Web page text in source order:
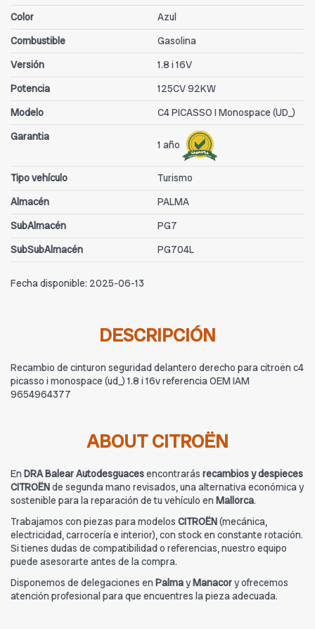
Color
Azul
Combustible
Gasolina
Versión
1.8 i 16V
Potencia
125CV 92KW
Modelo
C4 PICASSO I Monospace (UD_)
Garantia
1 año
Tipo vehículo
Turismo
Almacén
PALMA
SubAlmacén
PG7
SubSubAlmacén
PG704L
Fecha disponible: 2025-06-13
DESCRIPCIÓN
Recambio de cinturon seguridad delantero derecho para citroën c4
picasso i monospace (ud_) 1.8 i 16v referencia OEM IAM
9654964377
ABOUT CITROËN
En DRA Balear Autodesguacesencontrarás recambios y despieces
CITROËNde segunda mano revisados, una alternativa económica y
sostenible para la reparación de tu vehículo en Mallorca.
Trabajamos con piezas para modelos CITROËN(mecánica,
electricidad, carrocería e interior), con stock en constante rotación.
Si tienes dudas de compatibilidad o referencias, nuestro equipo
puede asesorarte antes de la compra.
Disponemos de delegaciones en PalmayManacory ofrecemos
atención profesional para que encuentres la pieza adecuada.